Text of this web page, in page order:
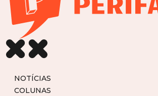
NOTÍCIAS
COLUNAS